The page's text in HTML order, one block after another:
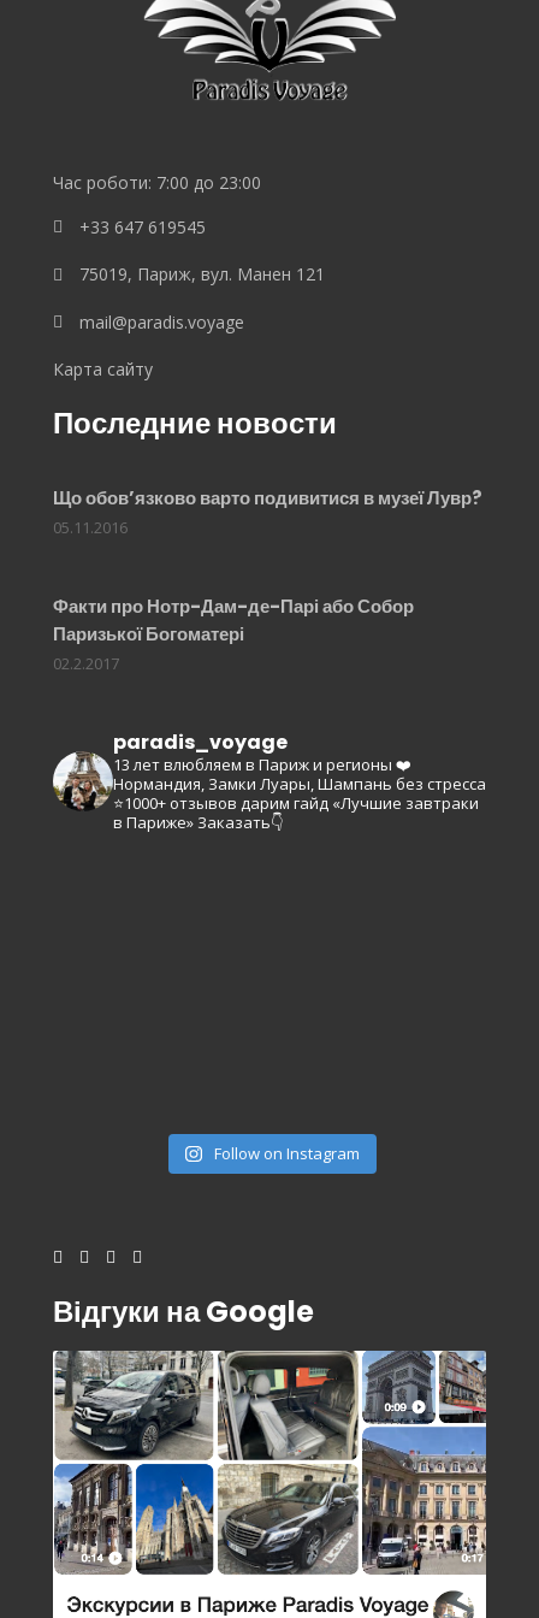
Час роботи: 7:00 до 23:00
+33 647 619545
75019, Париж, вул. Манен 121
mail@paradis.voyage
Карта сайту
Последние новости
Що обов’язково варто подивитися в музеї Лувр?
05.11.2016
Факти про Нотр-Дам-де-Парі або Собор
Паризької Богоматері
02.2.2017
paradis_voyage
13 лет влюбляем в Париж и регионы ❤️
Нормандия, Замки Луары, Шампань без стресса
⭐️1000+ отзывов дарим гайд «Лучшие завтраки
в Париже» Заказать👇
Follow on Instagram
Відгуки на Google